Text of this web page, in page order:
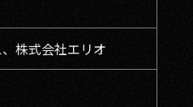
株式会社エリオ